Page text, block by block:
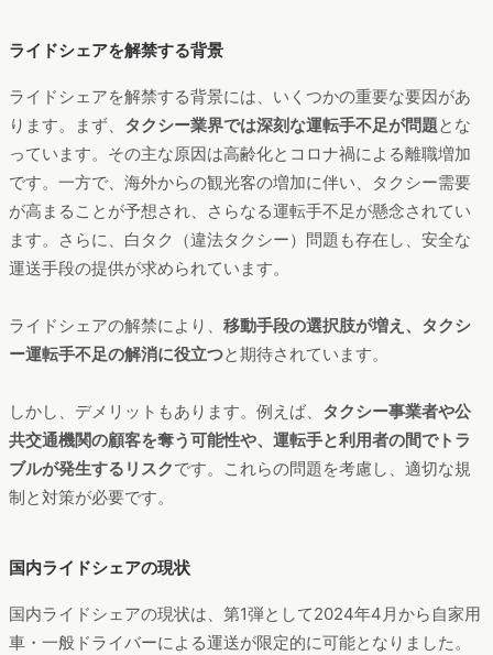
ライドシェアを解禁する背景
ライドシェアを解禁する背景には、いくつかの重要な要因があ
ります。まず、 タクシー業界では深刻な運転手不足が問題とな
っています。その主な原因は高齢化とコロナ禍による離職増加
です。一方で、海外からの観光客の増加に伴い、タクシー需要
が高まることが予想され、さらなる運転手不足が懸念されてい
ます。さらに、白タク（違法タクシー）問題も存在し、安全な
運送手段の提供が求められています。
ライドシェアの解禁により、 移動手段の選択肢が増え、タクシ
ー運転手不足の解消に役立つと期待されています。
しかし、デメリットもあります。例えば、 タクシー事業者や公
共交通機関の顧客を奪う可能性や、運転手と利用者の間でトラ
ブルが発生するリスクです。これらの問題を考慮し、適切な規
制と対策が必要です。
国内ライドシェアの現状
国内ライドシェアの現状は、第1弾として2024年4月から自家用
車・一般ドライバーによる運送が限定的に可能となりました。